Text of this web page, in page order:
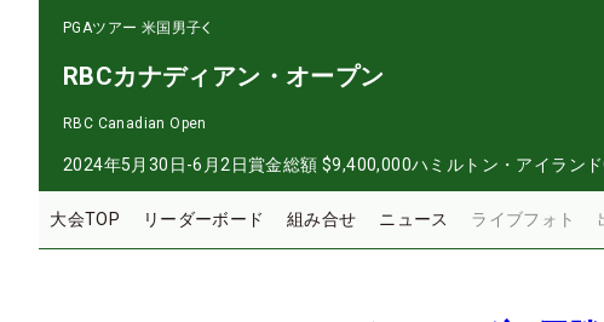
PGAツアー 米国男子
RBCカナディアン・オープン
RBC Canadian Open
2024年5月30日-6月2日賞金総額 $9,400,000ハミルトン・アイランド
大会TOP リーダーボード 組み合せ ニュース ライブフォト